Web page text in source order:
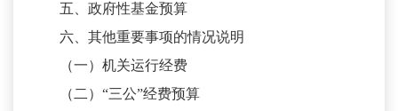
五、政府性基金预算
六、其他重要事项的情况说明
（一）机关运行经费
（二） “三公”经费预算